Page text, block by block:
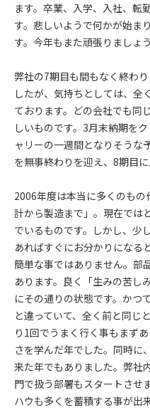
ます。卒業、入学、入社、転
す。悲しいようで何かが始ま
す。今年もまた頑張りましょう
弊社の7期目も間もなく終わ
したが、気持ちとしては、全
ております。どの会社でも同
しいものです。3月末納期を
ャリーの一週間となりそうな
を無事終わりを迎え、8期目に
2006年度は本当に多くのも
計から製造まで」。現在では
でいるものです。しかし、少
あればすぐにお分かりになる
簡単な事ではありません。部
あります。良く「生みの苦し
にその通りの状態です。かつ
と違っていて、全く前と同じ
り1回でうまく行く事もまず
さを学んだ年でした。同時に
来た年でもありました。弊社
門で扱う部署もスタートさせ
ハウも多くを蓄積する事が出